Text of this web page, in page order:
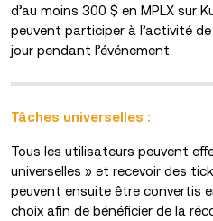
d’au moins 300 $ en MPLX sur
peuvent participer à l’activité
jour pendant l’événement.
Tâches universelles :
Tous les utilisateurs peuvent
universelles » et recevoir des
peuvent ensuite être convertis
choix afin de bénéficier de la